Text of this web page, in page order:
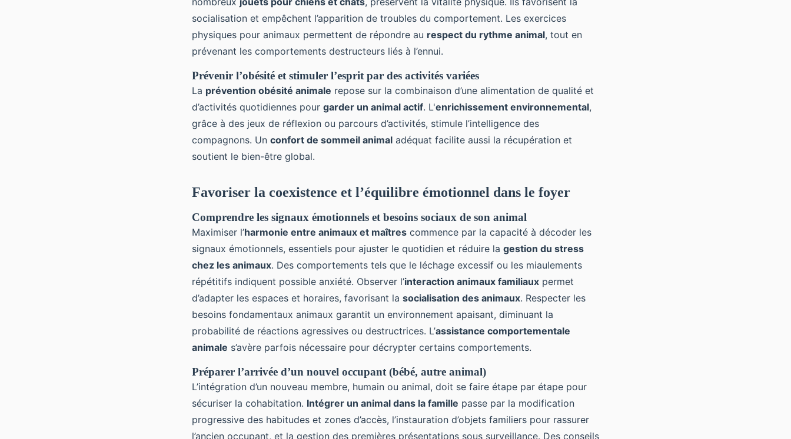
socialisation et empêchent l’apparition de troubles du comportement. Les exercices
physiques pour animaux permettent de répondre au respect du rythme animal, tout en
prévenant les comportements destructeurs liés à l’ennui.
Prévenir l’obésité et stimuler l’esprit par des activités variées
La prévention obésité animale repose sur la combinaison d’une alimentation de qualité et
d’activités quotidiennes pour garder un animal actif. L'enrichissement environnemental,
grâce à des jeux de réflexion ou parcours d’activités, stimule l’intelligence des
compagnons. Un confort de sommeil animal adéquat facilite aussi la récupération et
soutient le bien-être global.
Favoriser la coexistence et l’équilibre émotionnel dans le foyer
Comprendre les signaux émotionnels et besoins sociaux de son animal
Maximiser l’harmonie entre animaux et maîtres commence par la capacité à décoder les
signaux émotionnels, essentiels pour ajuster le quotidien et réduire la gestion du stress
chez les animaux. Des comportements tels que le léchage excessif ou les miaulements
répétitifs indiquent possible anxiété. Observer l’interaction animaux familiaux permet
d’adapter les espaces et horaires, favorisant la socialisation des animaux. Respecter les
besoins fondamentaux animaux garantit un environnement apaisant, diminuant la
probabilité de réactions agressives ou destructrices. L’assistance comportementale
animale s’avère parfois nécessaire pour décrypter certains comportements.
Préparer l’arrivée d’un nouvel occupant (bébé, autre animal)
L’intégration d’un nouveau membre, humain ou animal, doit se faire étape par étape pour
sécuriser la cohabitation. Intégrer un animal dans la famille passe par la modification
progressive des habitudes et zones d’accès, l’instauration d’objets familiers pour rassurer
l’ancien occupant, et la gestion des premières présentations sous surveillance. Des conseils